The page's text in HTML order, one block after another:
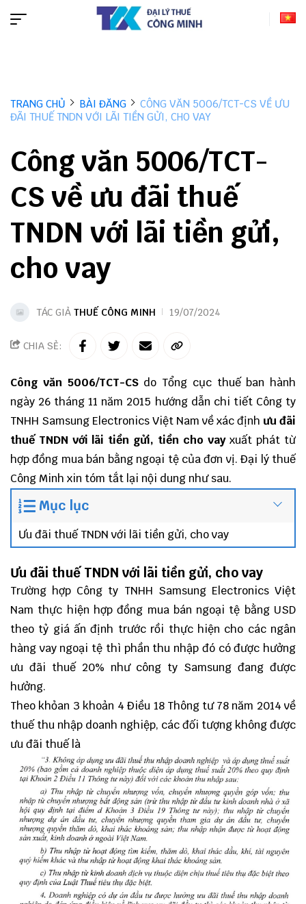
TRANG CHỦ BÀI ĐĂNG
CÔNG VĂN 5006/TCT-CS VỀ ƯU
ĐÃI THUẾ TNDN VỚI LÃI TIỀN GỬI, CHO VAY
Công văn 5006/TCT-
CS về ưu đãi thuế
TNDN với lãi tiền gửi,
cho vay
TÁC GIẢ THUẾ CÔNG MINH 19/07/2024
CHIA SẺ:
Công văn 5006/TCT-CSdo Tổng cục thuế ban hành
ngày 26 tháng 11 năm 2015 hướng dẫn chi tiết Công ty
TNHH Samsung Electronics Việt Nam về xác định ưu đãi
thuế TNDN với lãi tiền gửi, tiền cho vayxuất phát từ
hợp đồng mua bán bằng ngoại tệ của đơn vị.Đại lý thuế
Công Minh xin tóm tắt lại nội dung như sau.
Mục lục
Ưu đãi thuế TNDN với lãi tiền gửi, cho vay
Ưu đãi thuế TNDN với lãi tiền gửi, cho vay
Trường hợp Công ty TNHH Samsung Electronics Việt
Nam thực hiện hợp đồng mua bán ngoại tệ bằng USD
theo tỷ giá ấn định trước rồi thực hiện cho các ngân
hàng vay ngoại tệ thì phần thu nhập đó có được hưởng
ưu đãi thuế 20% như công ty Samsung đang được
hưởng.
Theo khỏan 3 khoản 4 Điều 18 Thông tư 78 năm 2014 về
thuế thu nhập doanh nghiệp, các đối tượng không được
ưu đãi thuế là